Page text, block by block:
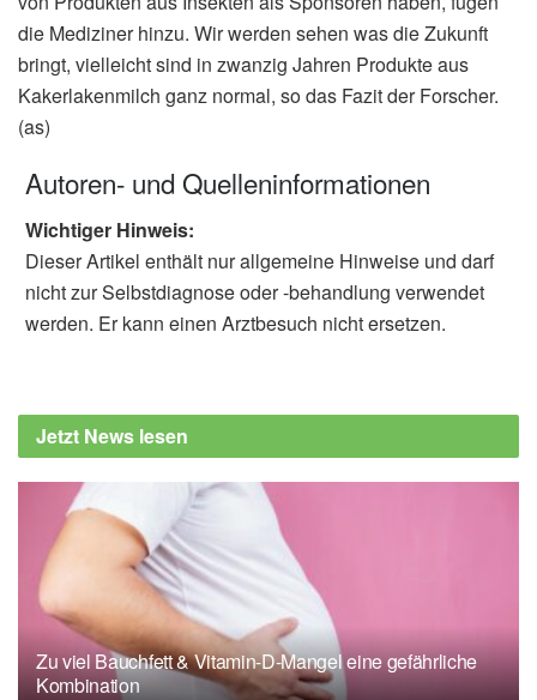
die Mediziner hinzu. Wir werden sehen was die Zukunft
bringt, vielleicht sind in zwanzig Jahren Produkte aus
Kakerlakenmilch ganz normal, so das Fazit der Forscher.
(as)
Autoren- und Quelleninformationen
Wichtiger Hinweis:
Dieser Artikel enthält nur allgemeine Hinweise und darf
nicht zur Selbstdiagnose oder -behandlung verwendet
werden. Er kann einen Arztbesuch nicht ersetzen.
Jetzt News lesen
Zu viel Bauchfett & Vitamin-D-Mangel eine gefährliche
Kombination